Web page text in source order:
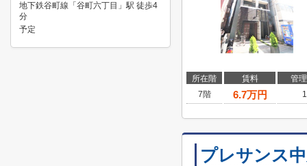
所在階 賃料
管
7階
6.7万円
プレサンス
地下鉄谷町線「谷町六丁目」駅 徒歩4
分
予定